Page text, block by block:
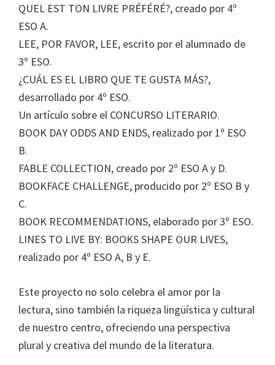
QUEL EST TON LIVRE PRÉFÉRÉ?, creado por 4º
ESO A.
LEE, POR FAVOR, LEE, escrito por el alumnado de
3º ESO.
¿CUÁL ES EL LIBRO QUE TE GUSTA MÁS?,
desarrollado por 4º ESO.
Un artículo sobre el CONCURSO LITERARIO.
BOOK DAY ODDS AND ENDS, realizado por 1º ESO
B.
FABLE COLLECTION, creado por 2º ESO A y D.
BOOKFACE CHALLENGE, producido por 2º ESO B y
C.
BOOK RECOMMENDATIONS, elaborado por 3º ESO.
LINES TO LIVE BY: BOOKS SHAPE OUR LIVES,
realizado por 4º ESO A, B y E.
Este proyecto no solo celebra el amor por la
lectura, sino también la riqueza lingüística y cultural
de nuestro centro, ofreciendo una perspectiva
plural y creativa del mundo de la literatura.